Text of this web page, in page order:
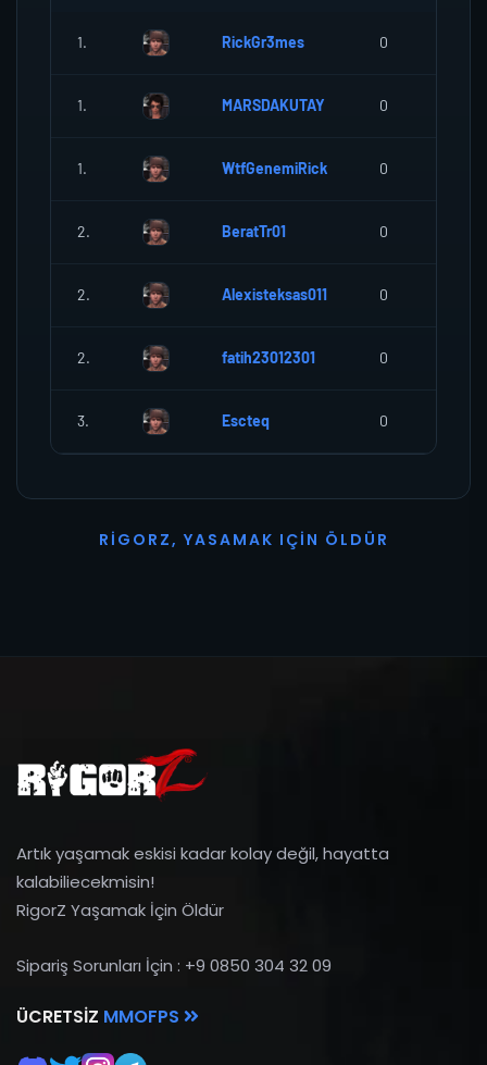
1. RickGr3mes 0
1. MARSDAKUTAY 0
1. WtfGenemiRick 0
2. BeratTr01 0
2. Alexisteksas011 0
2. fatih23012301 0
3. Escteq 0
R I G O R Z, YASAMAK I ÇI N Ö L D Ü R
Artık yaşamak eskisi kadar kolay değil, hayatta
kalabiliecekmisin!
RigorZ Yaşamak İçin Öldür
Sipariş Sorunları İçin : +9 0850 304 32 09
ÜCRETSIZ MMOFPS